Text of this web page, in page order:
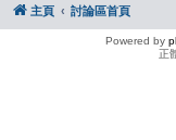
主頁 討論區首頁
Powered by
正